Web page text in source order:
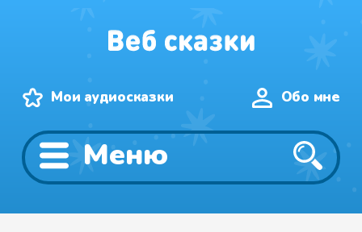
Мои аудиосказки Обо мне
Меню